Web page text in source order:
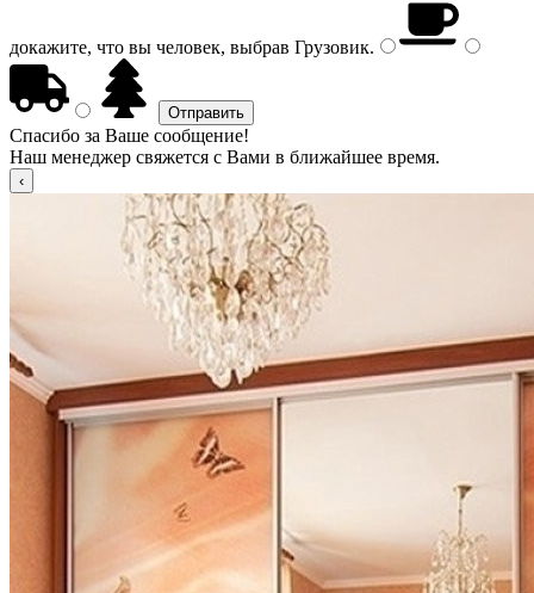
докажите, что вы человек, выбрав Грузовик.
Спасибо за Ваше сообщение!
Наш менеджер свяжется с Вами в ближайшее время.